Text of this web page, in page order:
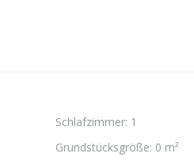
Schlafzimmer: 1
Grundstücksgröße: 0 m²